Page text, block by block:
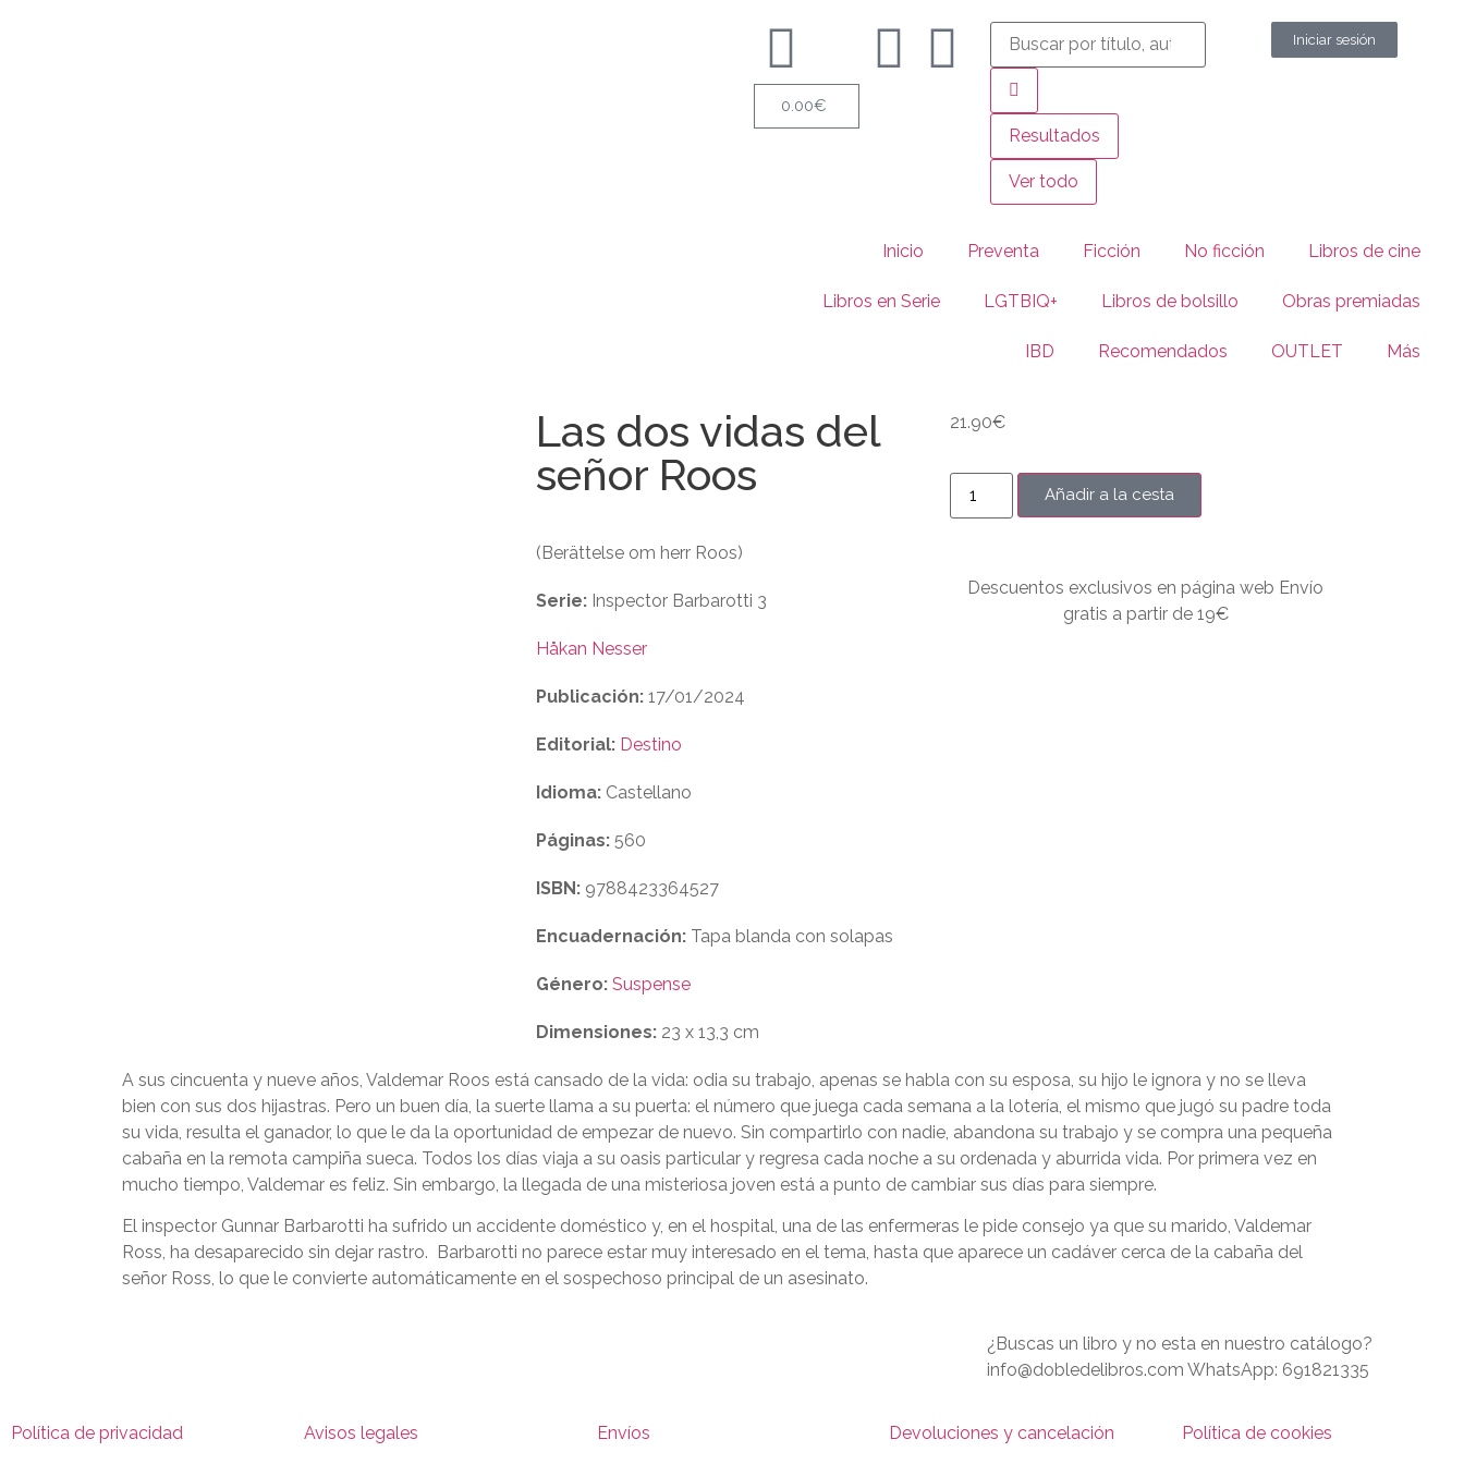
0.00€
Resultados
Ver todo
Iniciar sesión
Inicio Preventa Ficción No ficción Libros de cine
Libros en Serie LGTBIQ+ Libros de bolsillo Obras premiadas
IBD Recomendados OUTLET Más
Las dos vidas del
señor Roos
(Berättelse om herr Roos)
Serie:Inspector Barbarotti 3
Håkan Nesser
Publicación:17/01/2024
Editorial: Destino
Idioma:Castellano
Páginas:560
ISBN:9788423364527
Encuadernación:Tapa blanda con solapas
Género: Suspense
Dimensiones:23 x 13,3 cm
21.90€
Añadir a la cesta
Descuentos exclusivos en página web Envío
gratis a partir de 19€
A sus cincuenta y nueve años, Valdemar Roos está cansado de la vida: odia su trabajo, apenas se habla con su esposa, su hijo le ignora y no se lleva
bien con sus dos hijastras. Pero un buen día, la suerte llama a su puerta: el número que juega cada semana a la lotería, el mismo que jugó su padre toda
su vida, resulta el ganador, lo que le da la oportunidad de empezar de nuevo. Sin compartirlo con nadie, abandona su trabajo y se compra una pequeña
cabaña en la remota campiña sueca. Todos los días viaja a su oasis particular y regresa cada noche a su ordenada y aburrida vida. Por primera vez en
mucho tiempo, Valdemar es feliz. Sin embargo, la llegada de una misteriosa joven está a punto de cambiar sus días para siempre.
El inspector Gunnar Barbarotti ha sufrido un accidente doméstico y, en el hospital, una de las enfermeras le pide consejo ya que su marido, Valdemar
Ross, ha desaparecido sin dejar rastro. Barbarotti no parece estar muy interesado en el tema, hasta que aparece un cadáver cerca de la cabaña del
señor Ross, lo que le convierte automáticamente en el sospechoso principal de un asesinato.
¿Buscas un libro y no esta en nuestro catálogo?
info@dobledelibros.com WhatsApp: 691821335
Política de privacidad Avisos legales Envíos Devoluciones y cancelación Política de cookies